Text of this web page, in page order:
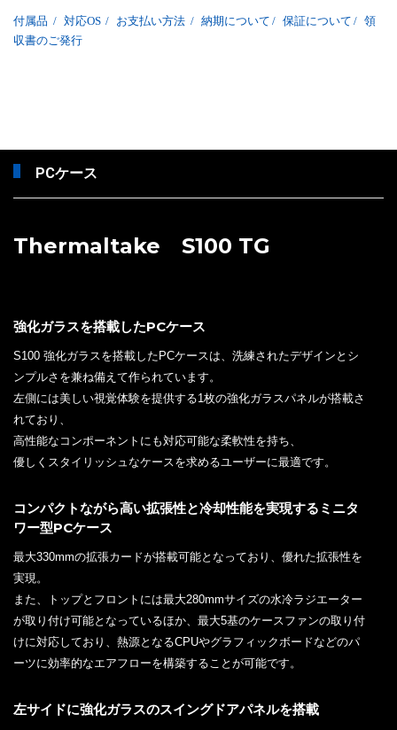
付属品 / 対応OS / お支払い方法 / 納期について / 保証について / 領
収書のご発行
PCケース
Thermaltake S100 TG
強化ガラスを搭載したPCケース
S100 強化ガラスを搭載したPCケースは、洗練されたデザインとシ
ンプルさを兼ね備えて作られています。
左側には美しい視覚体験を提供する1枚の強化ガラスパネルが搭載さ
れており、
高性能なコンポーネントにも対応可能な柔軟性を持ち、
優しくスタイリッシュなケースを求めるユーザーに最適です。
コンパクトながら高い拡張性と冷却性能を実現するミニタ
ワー型PCケース
最大330mmの拡張カードが搭載可能となっており、優れた拡張性を
実現。
また、トップとフロントには最大280mmサイズの水冷ラジエーター
が取り付け可能となっているほか、最大5基のケースファンの取り付
けに対応しており、熱源となるCPUやグラフィックボードなどのパ
ーツに効率的なエアフローを構築することが可能です。
左サイドに強化ガラスのスイングドアパネルを搭載